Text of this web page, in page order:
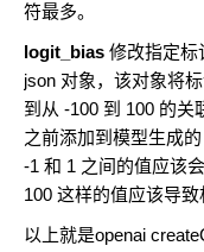
符最多。
logit_bias 修改指定标
json 对象，该对象将
到从 -100 到 100 的
之前添加到模型生成
-1 和 1 之间的值应该
100 这样的值应该导致
以上就是openai